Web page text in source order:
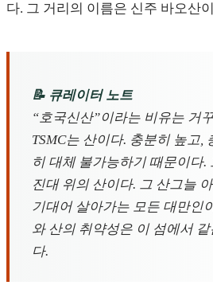
다. 그 거리의 이름은 신주 바오산
📝 큐레이터 노트
“호국신산”이라는 비유는 거
TSMC는 산이다. 충분히 높고,
히 대체 불가능하기 때문이다.
진대 위의 산이다. 그 산그늘
기대어 살아가는 모든 대만인
와 산의 취약성은 이 섬에서
다.